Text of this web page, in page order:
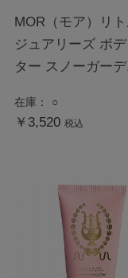
MOR（モア）リ
ジュアリーズ ボ
ター スノーガー
在庫： ○
￥3,520 税込